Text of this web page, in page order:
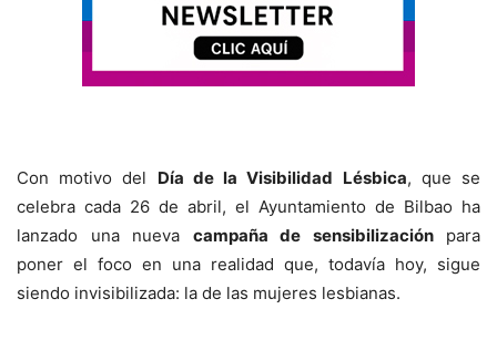
Con motivo del Día de la Visibilidad Lésbica, que se
celebra cada 26 de abril, el Ayuntamiento de Bilbao ha
lanzado una nueva campaña de sensibilizaciónpara
poner el foco en una realidad que, todavía hoy, sigue
siendo invisibilizada: la de las mujeres lesbianas.